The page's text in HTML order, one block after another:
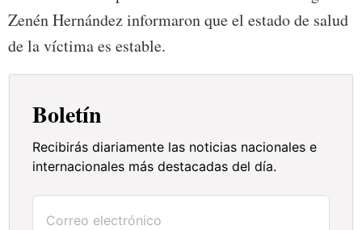
Zenén Hernández informaron que el estado de salud
de la víctima es estable.
Boletín
Recibirás diariamente las noticias nacionales e
internacionales más destacadas del día.